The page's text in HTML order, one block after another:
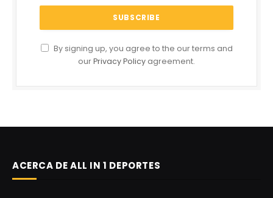
By signing up, you agree to the our terms and
ourPrivacy Policy agreement.
ACERCA DE ALL IN 1 DEPORTES